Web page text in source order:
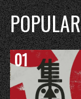
POPULAR